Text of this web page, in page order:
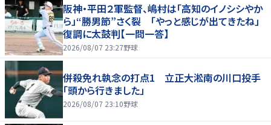
阪神・平田２軍監督、嶋村は「高知のイノシシやか
ら」“勝男節”さく裂 「やっと感じが出てきたね」
復調に太鼓判【一問一答】
2026/08/07 23:27野球
併殺免れ執念の打点1 立正大淞南の川口投手
「頭から行きました」
2026/08/07 23:10野球